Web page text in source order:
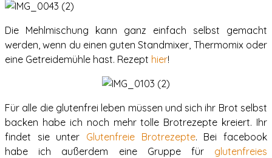
Die Mehlmischung kann ganz einfach selbst gemacht
werden, wenn du einen guten Standmixer, Thermomix oder
eine Getreidemühle hast. Rezept hier!
Für alle die glutenfrei leben müssen und sich ihr Brot selbst
backen habe ich noch mehr tolle Brotrezepte kreiert. Ihr
findet sie unter Glutenfreie Brotrezepte. Bei facebook
habe ich außerdem eine Gruppe für glutenfreies